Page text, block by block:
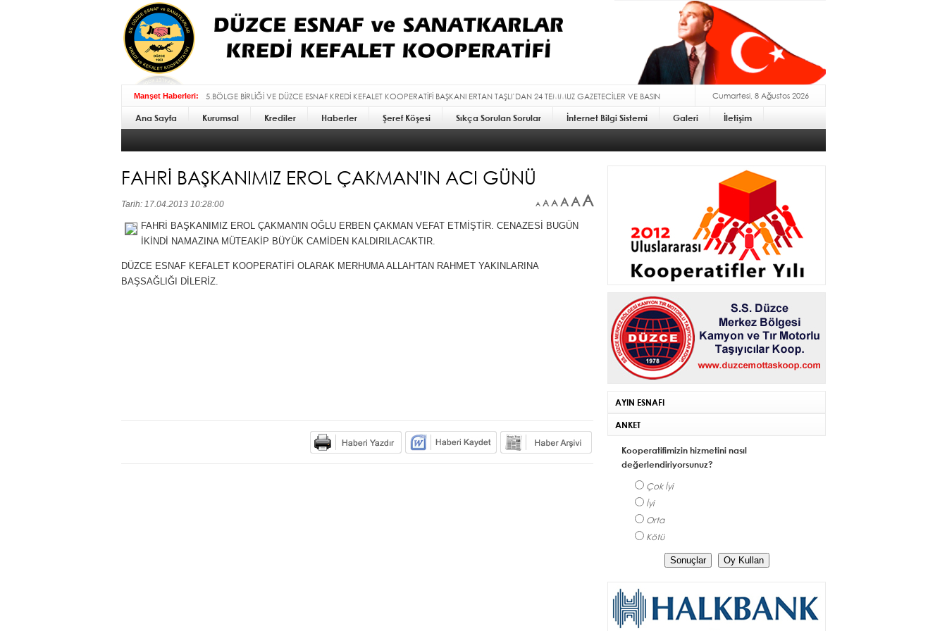
Manşet Haberleri:
5.BÖLGE BİRLİĞİ VE DÜZCE ESNAF KREDİ KEFALET KOOPERATİFİ BAŞKANI ERTAN TAŞLI’DAN 24 TEMMUZ GAZETECİLER VE BASIN
BAYRAMI MESAJI :
Cumartesi, 8 Ağustos 2026
Ana Sayfa
Kurumsal Krediler Haberler Şeref Köşesi Sıkça Sorulan Sorular İnternet Bilgi Sistemi Galeri İletişim
FAHRİ BAŞKANIMIZ EROL ÇAKMAN'IN ACI GÜNÜ
Tarih: 17.04.2013 10:28:00 A AA AAA
FAHRİ BAŞKANIMIZ EROL ÇAKMAN'IN OĞLU ERBEN ÇAKMAN VEFAT ETMİŞTİR. CENAZESİ BUGÜN
İKİNDİ NAMAZINA MÜTEAKİP BÜYÜK CAMİDEN KALDIRILACAKTIR.
DÜZCE ESNAF KEFALET KOOPERATİFİ OLARAK MERHUMA ALLAH'TAN RAHMET YAKINLARINA
BAŞSAĞLIĞI DİLERİZ.
AYIN ESNAFI
ANKET
Kooperatifimizin hizmetini nasıl
değerlendiriyorsunuz?
Çok İyi
İyi
Orta
Kötü